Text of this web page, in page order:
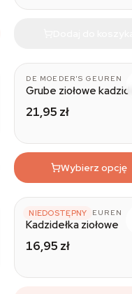
DE MOEDER'S GEUREN
Grube ziołowe
21,95 zł
Wybierz opcję
NIEDOSTĘPNY
DE MOEDER'S GEUREN
Kadzidełka ziołowe
16,95 zł